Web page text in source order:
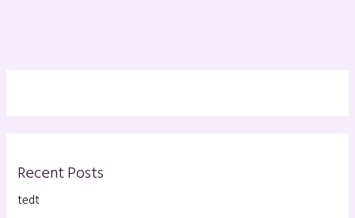
Recent Posts
tedt